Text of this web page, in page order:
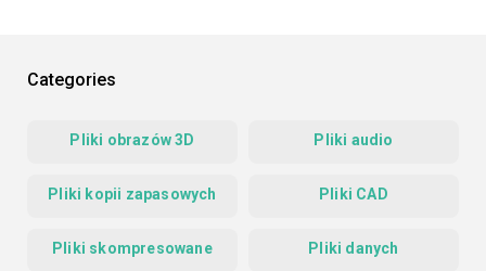
Categories
Pliki obrazów 3D Pliki audio
Pliki kopii zapasowych Pliki CAD
Pliki skompresowane Pliki danych